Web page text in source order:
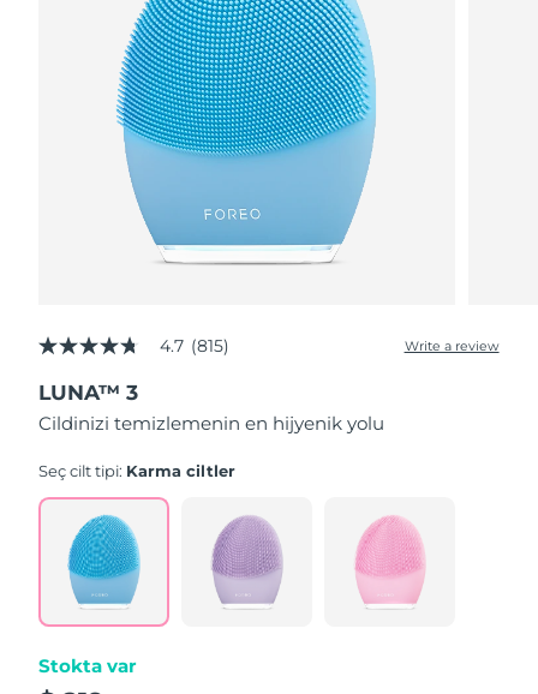
4.7
of
5
stars,
rating
Read
Reviews.
Same
page
link.
4.7 (815) Write a review
LUNA™ 3
Cildinizi temizlemenin en hijyenik yolu
Seç cilt tipi: Karma ciltler
Stokta var